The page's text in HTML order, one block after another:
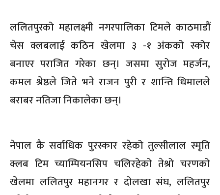
ललितपुरको महालक्ष्मी नगरपालिका टिमले काठमाडौं
चेस क्लबलाई कठिन खेलमा ३ -१ अंकको स्कोर
बनाएर पराजित गरेका छन्। जसमा सुरोज महर्जन,
कमल श्रेष्ठले जिते भने राजन पुरी र शान्ति धिमालले
बराबर नतिजा निकालेका छन्।
नेपाल कै सर्वाधिक पुरस्कार रहेको तुल्सीलाल स्मृति
क्लब टिम च्याम्पियनसिप चलिरहेको तेश्रो चरणको
खेलमा ललितपुर महानगर र दोलखा संघ, ललितपुर